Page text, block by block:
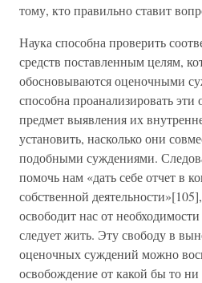
тому, кто правильно ставит
Наука способна проверить
средств поставленным целям,
обосновываются оценочными
способна проанализировать
предмет выявления их
установить, насколько они
подобными суждениями.
помочь нам «дать себе отчет в
собственной
освободит нас от
следует жить. Эту свободу в
оценочных суждений можно
освобождение от какой бы то